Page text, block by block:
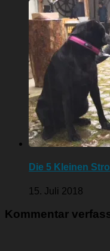
Die 5 Kleinen
15. Juli 2018
Kommentar